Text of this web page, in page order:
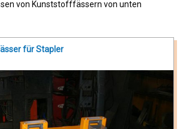
von Kunststofffässern von unten
für Stapler